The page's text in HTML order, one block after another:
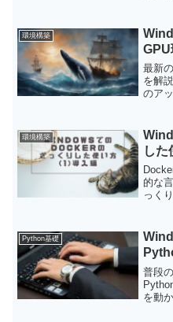
環境構築
GPU
最新
を解
のア
した
事も
ます
環境構築
した
的な
っく
く分
たう
のな
Python基礎
普段
を動